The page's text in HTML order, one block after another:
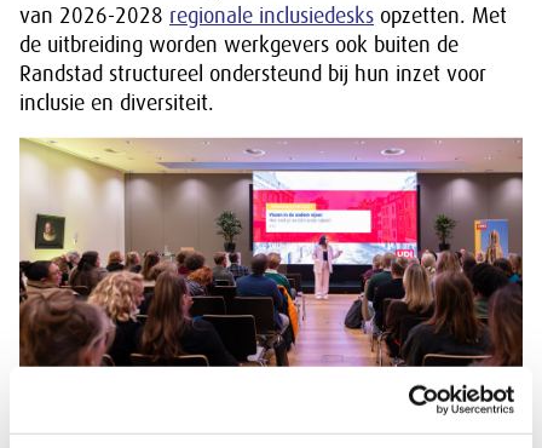
van 2026-2028 regionale inclusiedesks opzetten. Met
de uitbreiding worden werkgevers ook buiten de
Randstad structureel ondersteund bij hun inzet voor
inclusie en diversiteit.